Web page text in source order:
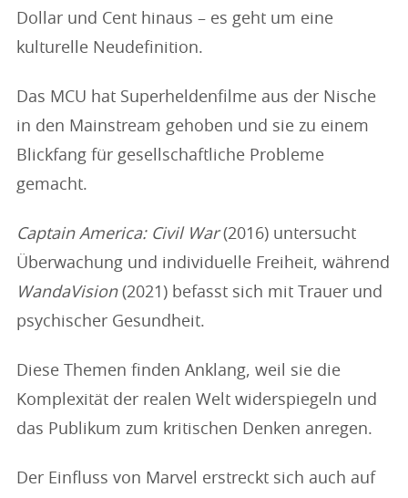
Dollar und Cent hinaus – es geht um eine
kulturelle Neudefinition.
Das MCU hat Superheldenfilme aus der Nische
in den Mainstream gehoben und sie zu einem
Blickfang für gesellschaftliche Probleme
gemacht.
Captain America: Civil War(2016) untersucht
Überwachung und individuelle Freiheit, während
WandaVision(2021) befasst sich mit Trauer und
psychischer Gesundheit.
Diese Themen finden Anklang, weil sie die
Komplexität der realen Welt widerspiegeln und
das Publikum zum kritischen Denken anregen.
Der Einfluss von Marvel erstreckt sich auch auf